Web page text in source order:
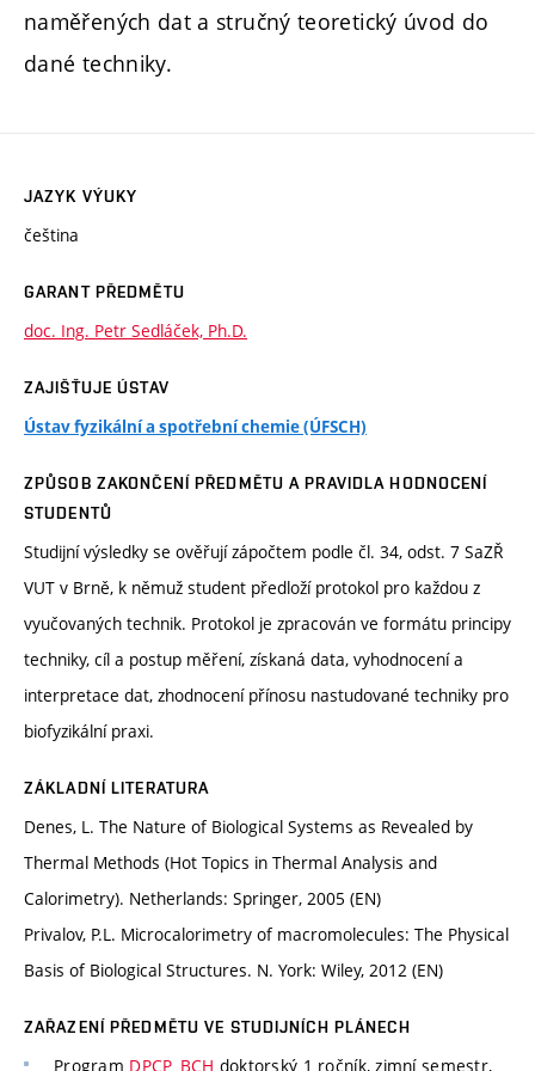
naměřených dat a stručný teoretický úvod do
dané techniky.
JAZYK VÝUKY
čeština
GARANT PŘEDMĚTU
doc. Ing. Petr Sedláček, Ph.D.
ZAJIŠŤUJE ÚSTAV
Ústav fyzikální a spotřební chemie (ÚFSCH)
ZPŮSOB ZAKONČENÍ PŘEDMĚTU A PRAVIDLA HODNOCENÍ
STUDENTŮ
Studijní výsledky se ověřují zápočtem podle čl. 34, odst. 7 SaZŘ
VUT v Brně, k němuž student předloží protokol pro každou z
vyučovaných technik. Protokol je zpracován ve formátu principy
techniky, cíl a postup měření, získaná data, vyhodnocení a
interpretace dat, zhodnocení přínosu nastudované techniky pro
biofyzikální praxi.
ZÁKLADNÍ LITERATURA
Denes, L. The Nature of Biological Systems as Revealed by
Thermal Methods (Hot Topics in Thermal Analysis and
Calorimetry). Netherlands: Springer, 2005 (EN)
Privalov, P.L. Microcalorimetry of macromolecules: The Physical
Basis of Biological Structures. N. York: Wiley, 2012 (EN)
ZAŘAZENÍ PŘEDMĚTU VE STUDIJNÍCH PLÁNECH
Program DPCP_BCH doktorský 1 ročník, zimní semestr,